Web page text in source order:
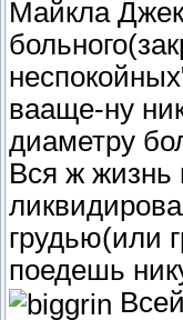
Майкла
вааще-ну
диаметру
Вся ж жизнь
грудью(или
поедешь